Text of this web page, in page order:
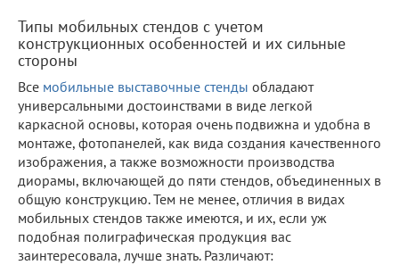
Типы мобильных стендов с учетом
конструкционных особенностей и их сильные
стороны
Все мобильные выставочные стенды обладают
универсальными достоинствами в виде легкой
каркасной основы, которая очень подвижна и удобна в
монтаже, фотопанелей, как вида создания качественного
изображения, а также возможности производства
диорамы, включающей до пяти стендов, объединенных в
общую конструкцию. Тем не менее, отличия в видах
мобильных стендов также имеются, и их, если уж
подобная полиграфическая продукция вас
заинтересовала, лучше знать. Различают: